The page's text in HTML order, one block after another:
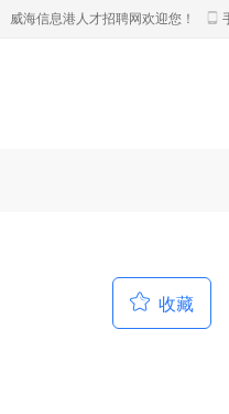
威海信息港人才招聘网欢迎您！
收藏